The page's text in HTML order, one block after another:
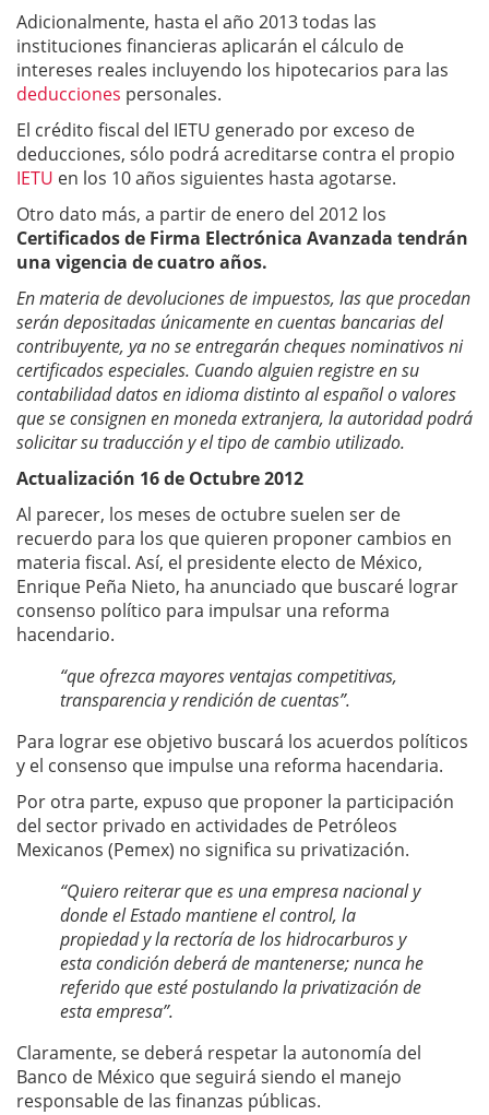
Adicionalmente, hasta el año 2013 todas las
instituciones financieras aplicarán el cálculo de
intereses reales incluyendo los hipotecarios para las
deducciones personales.
El crédito fiscal del IETU generado por exceso de
deducciones, sólo podrá acreditarse contra el propio
IETU en los 10 años siguientes hasta agotarse.
Otro dato más, a partir de enero del 2012 los
Certificados de Firma Electrónica Avanzada tendrán
una vigencia de cuatro años.
En materia de devoluciones de impuestos, las que procedan
serán depositadas únicamente en cuentas bancarias del
contribuyente, ya no se entregarán cheques nominativos ni
certificados especiales. Cuando alguien registre en su
contabilidad datos en idioma distinto al español o valores
que se consignen en moneda extranjera, la autoridad podrá
solicitar su traducción y el tipo de cambio utilizado.
Actualización 16 de Octubre 2012
Al parecer, los meses de octubre suelen ser de
recuerdo para los que quieren proponer cambios en
materia fiscal. Así, el presidente electo de México,
Enrique Peña Nieto, ha anunciado que buscaré lograr
consenso político para impulsar una reforma
hacendario.
“que ofrezca mayores ventajas competitivas,
transparencia y rendición de cuentas”.
Para lograr ese objetivo buscará los acuerdos políticos
y el consenso que impulse una reforma hacendaria.
Por otra parte, expuso que proponer la participación
del sector privado en actividades de Petróleos
Mexicanos (Pemex) no significa su privatización.
“Quiero reiterar que es una empresa nacional y
donde el Estado mantiene el control, la
propiedad y la rectoría de los hidrocarburos y
esta condición deberá de mantenerse; nunca he
referido que esté postulando la privatización de
esta empresa”.
Claramente, se deberá respetar la autonomía del
Banco de México que seguirá siendo el manejo
responsable de las finanzas públicas.